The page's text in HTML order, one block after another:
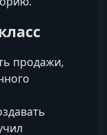
продажи,